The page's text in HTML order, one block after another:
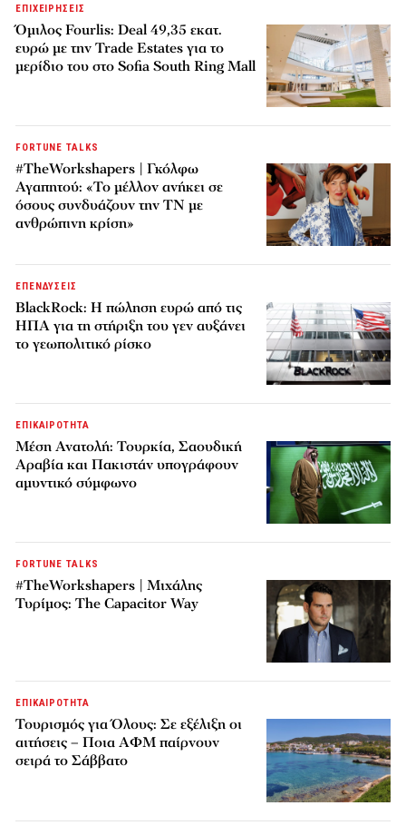
ΕΠΙΧΕΙΡΗΣΕΙΣ
Όμιλος Fourlis: Deal 49,35 εκατ.
ευρώ με την Trade Estates για το
μερίδιο του στο Sofia South Ring Mall
FORTUNE TALKS
#TheWorkshapers | Γκόλφω
Αγαπητού: «Το μέλλον ανήκει σε
όσους συνδυάζουν την ΤΝ με
ανθρώπινη κρίση»
ΕΠΕΝΔΥΣΕΙΣ
BlackRock: Η πώληση ευρώ από τις
ΗΠΑ για τη στήριξη του γεν αυξάνει
το γεωπολιτικό ρίσκο
ΕΠΙΚΑΙΡΟΤΗΤΑ
Μέση Ανατολή: Τουρκία, Σαουδική
Αραβία και Πακιστάν υπογράφουν
αμυντικό σύμφωνο
FORTUNE TALKS
#TheWorkshapers | Μιχάλης
Τυρίμος: The Capacitor Way
ΕΠΙΚΑΙΡΟΤΗΤΑ
Τουρισμός για Όλους: Σε εξέλιξη οι
αιτήσεις – Ποια ΑΦΜ παίρνουν
σειρά το Σάββατο